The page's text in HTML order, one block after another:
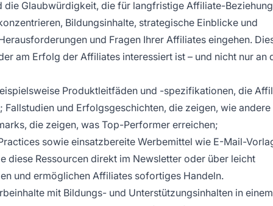
die Glaubwürdigkeit, die für langfristige Affiliate-
Bildungsinhalte, strategische Einblicke und
und Fragen Ihrer Affiliates eingehen.
am Erfolg der Affiliates interessiert ist – und nicht nur an
Produktleitfäden und -spezifikationen, die
und Erfolgsgeschichten, die zeigen, wie andere
die zeigen, was Top-Performer erreichen;
sowie einsatzbereite Werbemittel wie E-Mail-
diese Ressourcen direkt im Newsletter oder über leicht
und ermöglichen Affiliates sofortiges Handeln.
mit Bildungs- und Unterstützungsinhalten in einem